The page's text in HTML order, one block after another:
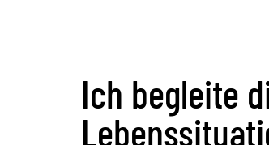
Ich begleite